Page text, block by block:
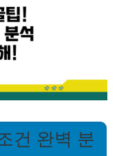
건 완벽 분